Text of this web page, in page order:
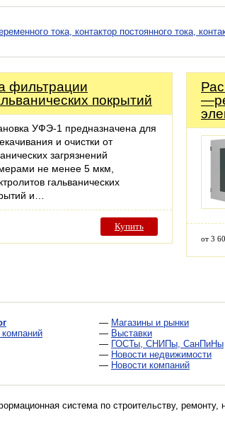
тока, контактор постоянного тока,
фильтрации
покрытий
УФЭ-1 предназначена для
и очистки от
загрязнений
не менее 5 мкм,
гальванических
и…
Купить
от 3
компаний
— Магазины и рынки
— Выставки
— ГОСТы, СНИПы, СанПиНы
— Новости недвижимости
— Новости компаний
система по строительству, ремонту,